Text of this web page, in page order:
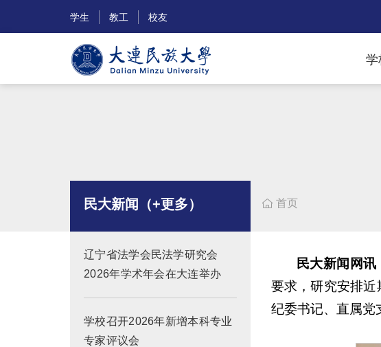
学生 教工 校友
学
 首页
民大新闻（+更多）
辽宁省法学会民法学研究会
2026年学术年会在大连举办
学校召开2026年新增本科专业
专家评议会
民大新闻 网讯
要求，研究安排
纪委书记、直属党